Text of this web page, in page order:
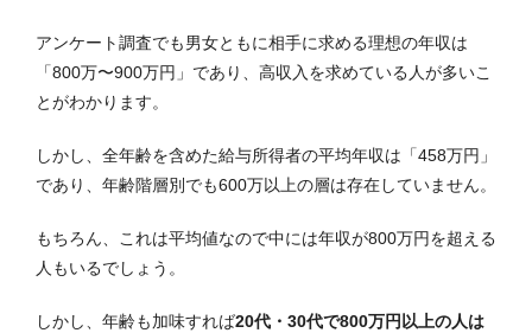
アンケート調査でも男女ともに相手に求める理想の年収は
「800万〜900万円」であり、高収入を求めている人が多いこ
とがわかります。
しかし、 全年齢を含めた給与所得者の平均年収は「458万円」
であり、年齢階層別でも600万以上の層は存在していません。
もちろん、これは平均値なので中には年収が800万円を超える
人もいるでしょう。
しかし、年齢も加味すれば20代・30代で800万円以上の人は